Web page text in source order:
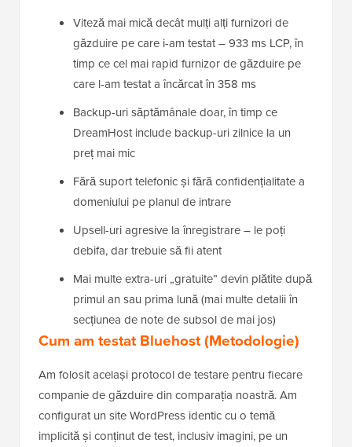
Viteză mai mică decât mulți alți furnizori de
găzduire pe care i-am testat – 933 ms LCP, în
timp ce cel mai rapid furnizor de găzduire pe
care l-am testat a încărcat în 358 ms
Backup-uri săptămânale doar, în timp ce
DreamHost include backup-uri zilnice la un
preț mai mic
Fără suport telefonic și fără confidențialitate a
domeniului pe planul de intrare
Upsell-uri agresive la înregistrare – le poți
debifa, dar trebuie să fii atent
Mai multe extra-uri „gratuite” devin plătite după
primul an sau prima lună (mai multe detalii în
secțiunea de note de subsol de mai jos)
Cum am testat Bluehost (Metodologie)
Am folosit același protocol de testare pentru fiecare
companie de găzduire din comparația noastră. Am
configurat un site WordPress identic cu o temă
implicită și conținut de test, inclusiv imagini, pe un